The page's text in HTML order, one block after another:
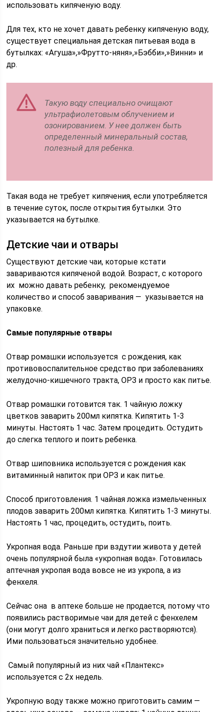
использовать кипяченую воду.
Для тех, кто не хочет давать ребенку кипяченую воду,
существует специальная детская питьевая вода в
бутылках: «Агуша»,»Фрутто-няня»,»Бэбби»,»Винни» и
др.
Такую воду специально очищают
ультрафиолетовым облучением и
озонированием. У нее должен быть
определенный минеральный состав,
полезный для ребенка.
Такая вода не требует кипячения, если употребляется
в течение суток, после открытия бутылки. Это
указывается на бутылке.
Детские чаи и отвары
Существуют детские чаи, которые кстати
завариваются кипяченой водой. Возраст, с которого
их можно давать ребенку, рекомендуемое
количество и способ заваривания — указывается на
упаковке.
Самые популярные отвары
Отвар ромашки используется с рождения, как
противовоспалительное средство при заболеваниях
желудочно-кишечного тракта, ОРЗ и просто как питье.
Отвар ромашки готовится так. 1 чайную ложку
цветков заварить 200мл кипятка. Кипятить 1-3
минуты. Настоять 1 час. Затем процедить. Остудить
до слегка теплого и поить ребенка.
Отвар шиповника используется с рождения как
витаминный напиток при ОРЗ и как питье.
Способ приготовления. 1 чайная ложка измельченных
плодов заварить 200мл кипятка. Кипятить 1-3 минуты.
Настоять 1 час, процедить, остудить, поить.
Укропная вода. Раньше при вздутии живота у детей
очень популярной была «укропная вода». Готовилась
аптечная укропая вода вовсе не из укропа, а из
фенхеля.
Сейчас она в аптеке больше не продается, потому что
появились растворимые чаи для детей с фенхелем
(они могут долго храниться и легко растворяются).
Ими пользоваться значительно удобнее.
Самый популярный из них чай «Плантекс»
используется с 2х недель.
Укропную воду также можно приготовить самим —